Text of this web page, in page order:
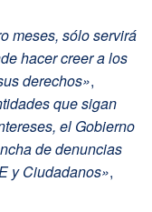
meses, sólo servirá
hacer creer a los
derechos»,
que sigan
el Gobierno
de denuncias
y Ciudadanos»,